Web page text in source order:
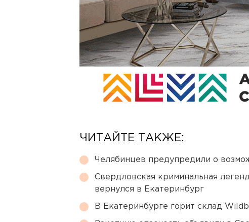
ЧИТАЙТЕ ТАКЖЕ:
Челябинцев предупредили о
Свердловская криминальная
вернулся в Екатеринбург
В Екатеринбурге горит склад